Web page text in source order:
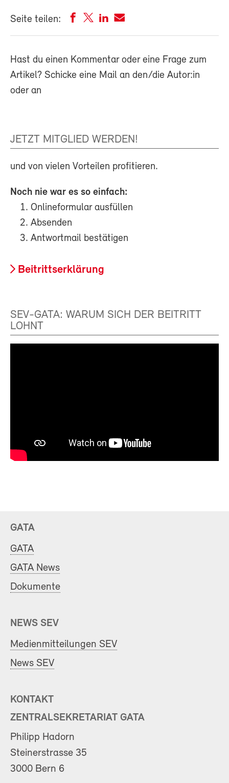
Seite teilen:
Hast du einen Kommentar oder eine Frage zum
Artikel? Schicke eine Mail an den/die Autor:in
oder an
JETZT MITGLIED WERDEN!
und von vielen Vorteilen profitieren.
Noch nie war es so einfach:
Onlineformular ausfüllen
Absenden
Antwortmail bestätigen
Beitrittserklärung
SEV-GATA: WARUM SICH DER BEITRITT
LOHNT
GATA
GATA
GATA News
Dokumente
NEWS SEV
Medienmitteilungen SEV
News SEV
KONTAKT
ZENTRALSEKRETARIAT GATA
Philipp Hadorn
Steinerstrasse 35
3000 Bern 6